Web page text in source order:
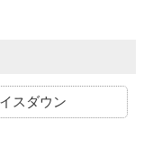
スダウン